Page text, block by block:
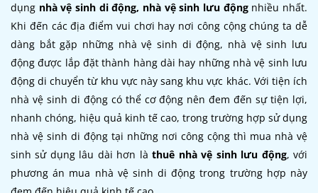
dụng nhà vệ sinh di động, nhà vệ sinh lưu độngnhiều nhất.
Khi đến các địa điểm vui chơi hay nơi công cộng chúng ta dễ
dàng bắt gặp những nhà vệ sinh di động, nhà vệ sinh lưu
động được lắp đặt thành hàng dài hay những nhà vệ sinh lưu
động di chuyển từ khu vực này sang khu vực khác. Với tiện ích
nhà vệ sinh di động có thể cơ động nên đem đến sự tiện lợi,
nhanh chóng, hiệu quả kinh tế cao, trong trường hợp sử dụng
nhà vệ sinh di động tại những nơi công cộng thì mua nhà vệ
sinh sử dụng lâu dài hơn làthuê nhà vệ sinh lưu động, với
phương án mua nhà vệ sinh di động trong trường hợp này